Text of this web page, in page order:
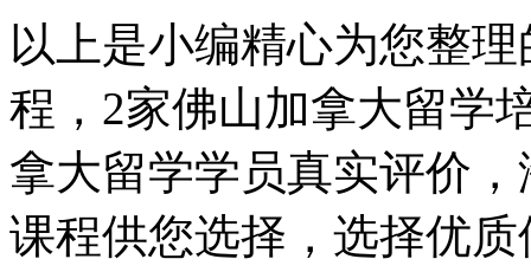
以上是小编精心为您整
程，2家佛山加拿大留学
拿大留学学员真实评价
课程供您选择，选择优